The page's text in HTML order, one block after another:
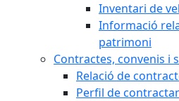
Inventari de
Informació
patrimoni
Contractes, convenis i
Relació de
Perfil de